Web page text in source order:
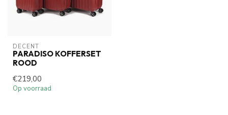
DECENT
PARADISO KOFFERSET
ROOD
€219,00
Op voorraad